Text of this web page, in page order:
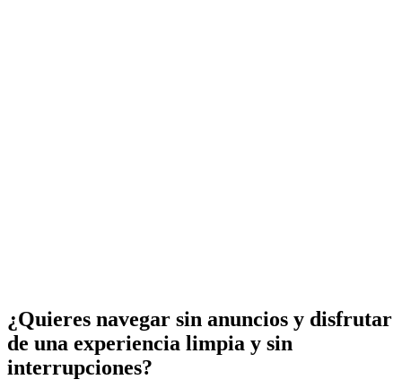
¿Quieres navegar sin anuncios y disfrutar
de una experiencia limpia y sin
interrupciones?